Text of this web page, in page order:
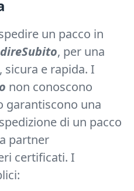
un pacco in
, per una
sicura e rapida. I
non conoscono
garantiscono una
di un pacco
partner
certificati. I